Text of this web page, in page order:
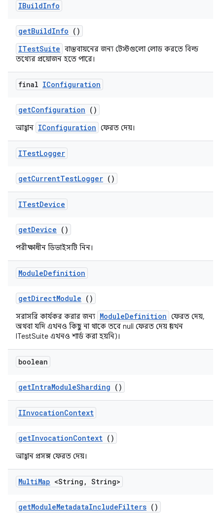
IBuildInfo
getBuildInfo ()
ITestSuite বাস্তবায়নের জন্য টেস্টগুলো লোড করতে বিল্ড
তথ্যের প্রয়োজন হতে পারে।
final IConfiguration
getConfiguration ()
আহ্বান IConfiguration ফেরত দেয়।
ITestLogger
getCurrentTestLogger ()
ITestDevice
getDevice ()
পরীক্ষাধীন ডিভাইসটি নিন।
ModuleDefinition
getDirectModule ()
সরাসরি কার্যকর করার জন্য ModuleDefinition ফেরত দেয়,
অথবা যদি এখনও কিছু না থাকে তবে null ফেরত দেয় (যখন
ITestSuite এখনও শার্ড করা হয়নি)।
boolean
getIntraModuleSharding ()
IInvocationContext
getInvocationContext ()
আহ্বান প্রসঙ্গ ফেরত দেয়।
MultiMap <String , String>
getModuleMetadataIncludeFilters ()